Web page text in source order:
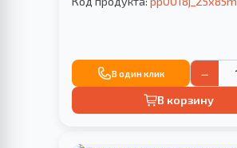
В один клик −
В корзину